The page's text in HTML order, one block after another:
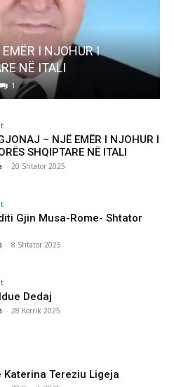
I NJOHUR I
NË ITALI
1
– NJË EMËR I NJOHUR I
SHQIPTARE NË ITALI
- 20 Shtator 2025
Gjin Musa-Rome- Shtator
- 8 Shtator 2025
Dedaj
- 28 Korrik 2025
Katerina Tereziu Ligeja